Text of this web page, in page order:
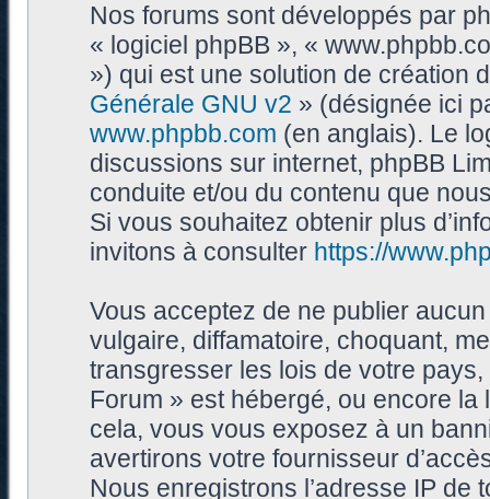
Nos forums sont développés par
« logiciel phpBB », «
») qui est une solution de création
Générale GNU v2 » (désignée ici
www.phpbb.com (en anglais). Le
discussions sur internet, phpBB
conduite et/ou du contenu que
Si vous souhaitez obtenir plus
invitons à consulter https://
Vous acceptez de ne publier
vulgaire, diffamatoire, choquant,
transgresser les lois de votre
Forum » est hébergé, ou encore
cela, vous vous exposez à un
avertirons votre fournisseur
Nous enregistrons l’adresse IP de